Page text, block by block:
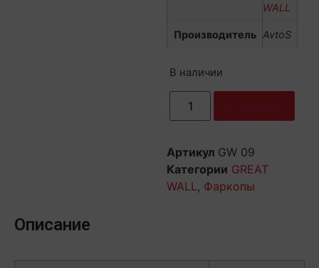
WALL
Производитель AvtoS
В наличии
Артикул GW 09
Категории GREAT
WALL , Фаркопы
Описание